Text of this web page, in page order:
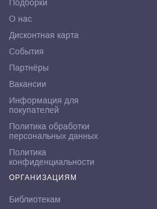
Подборки
О нас
Дисконтная карта
События
Партнёры
Вакансии
Информация для
покупателей
Политика обработки
персональных данных
Политика
конфиденциальности
ОРГАНИЗАЦИЯМ
Библиотекам